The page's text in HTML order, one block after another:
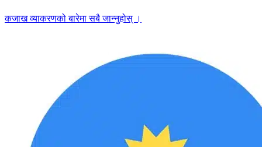
कजाख व्याकरणको बारेमा सबै जान्नुहोस् ।